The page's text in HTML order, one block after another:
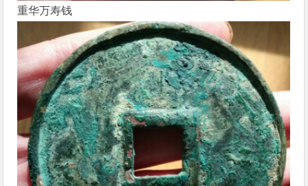
重华万寿钱